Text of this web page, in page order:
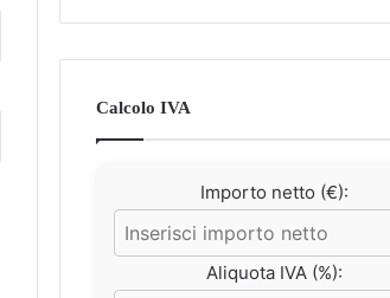
Calcolo IVA
Importo netto (€):
Aliquota IVA (%):